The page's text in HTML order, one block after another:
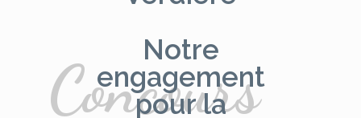
Notre
engagement
pour la
Concours